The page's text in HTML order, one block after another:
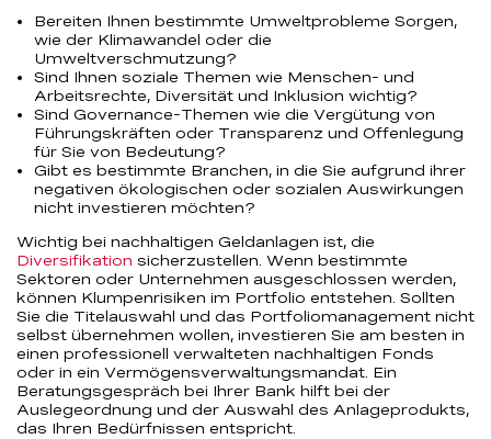
Bereiten Ihnen bestimmte Umweltprobleme Sorgen,
wie der Klimawandel oder die
Umweltverschmutzung?
Sind Ihnen soziale Themen wie Menschen- und
Arbeitsrechte, Diversität und Inklusion wichtig?
Sind Governance-Themen wie die Vergütung von
Führungskräften oder Transparenz und Offenlegung
für Sie von Bedeutung?
Gibt es bestimmte Branchen, in die Sie aufgrund ihrer
negativen ökologischen oder sozialen Auswirkungen
nicht investieren möchten?
Wichtig bei nachhaltigen Geldanlagen ist, die
Diversifikation sicherzustellen. Wenn bestimmte
Sektoren oder Unternehmen ausgeschlossen werden,
können Klumpenrisiken im Portfolio entstehen. Sollten
Sie die Titelauswahl und das Portfoliomanagement nicht
selbst übernehmen wollen, investieren Sie am besten in
einen professionell verwalteten nachhaltigen Fonds
oder in ein Vermögensverwaltungsmandat. Ein
Beratungsgespräch bei Ihrer Bank hilft bei der
Auslegeordnung und der Auswahl des Anlageprodukts,
das Ihren Bedürfnissen entspricht.